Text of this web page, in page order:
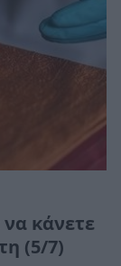
κάνετε
(5/7)